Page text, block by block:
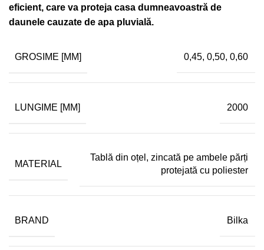
eficient, care va proteja casa dumneavoastră de
daunele cauzate de apa pluvială.
GROSIME [MM] 0,45, 0,50, 0,60
LUNGIME [MM] 2000
MATERIAL
Tablă din oțel, zincată pe ambele părți
protejată cu poliester
BRAND Bilka